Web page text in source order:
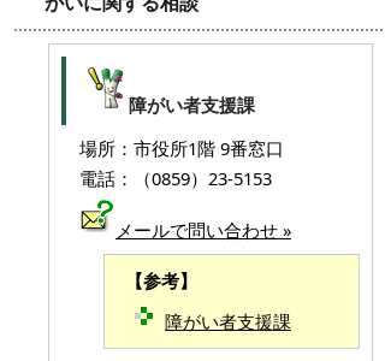
障がい者支援課
場所：市役所1階 9番窓口
電話：（0859）23-5153
メールで問い合わせ »
【参考】
障がい者支援課